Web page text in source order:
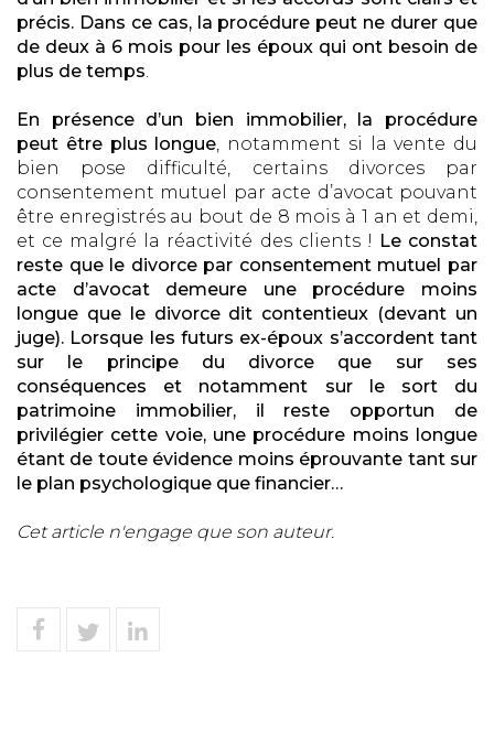
précis. Dans ce cas, la procédure peut ne durer que
de deux à 6 mois pour les époux qui ont besoin de
plus de temps.
En présence d’un bien immobilier, la procédure
peut être plus longue, notamment si la vente du
bien pose difficulté, certains divorces par
consentement mutuel par acte d’avocat pouvant
être enregistrés au bout de 8 mois à 1 an et demi,
et ce malgré la réactivité des clients ! Le constat
reste que le divorce par consentement mutuel par
acte d’avocat demeure une procédure moins
longue que le divorce dit contentieux (devant un
juge). Lorsque les futurs ex-époux s’accordent tant
sur le principe du divorce que sur ses
conséquences et notamment sur le sort du
patrimoine immobilier, il reste opportun de
privilégier cette voie, une procédure moins longue
étant de toute évidence moins éprouvante tant sur
le plan psychologique que financier…
Cet article n'engage que son auteur.